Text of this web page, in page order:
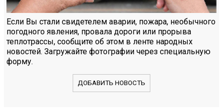
Если Вы стали свидетелем аварии, пожара, необычного
погодного явления, провала дороги или прорыва
теплотрассы, сообщите об этом в ленте народных
новостей. Загружайте фотографии через специальную
форму.
ДОБАВИТЬ НОВОСТЬ